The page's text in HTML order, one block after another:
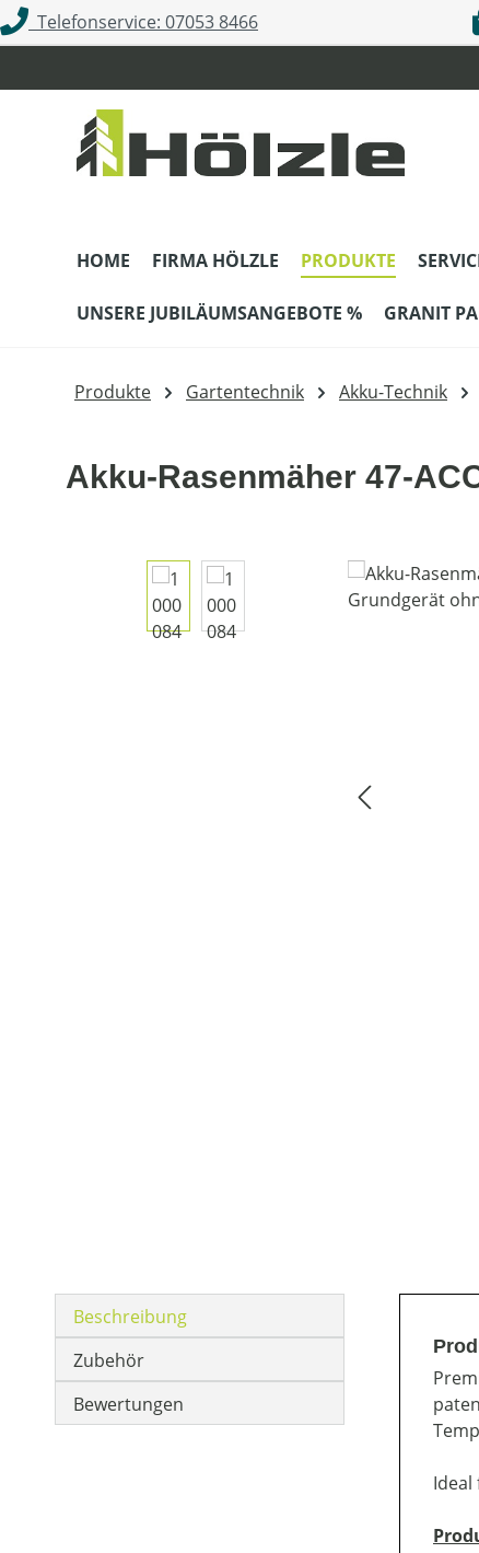
Hauptinhalt springen
Zur Suche springen
Zur Hauptnavigation springen
Telefonservice: 07053 8466
HOME FIRMA HÖLZLE PRODUKTE
UNSERE JUBILÄUMSANGEBOTE % GRANIT
Produkte Gartentechnik Akku-Technik
Akku-Rasenmäher 47-
Bildergalerie überspringen
Beschreibung
Zubehör
Bewertungen